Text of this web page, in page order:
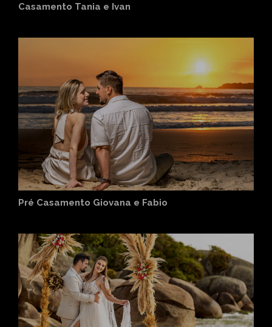
Casamento Tania e Ivan
Pré Casamento Giovana e Fabio